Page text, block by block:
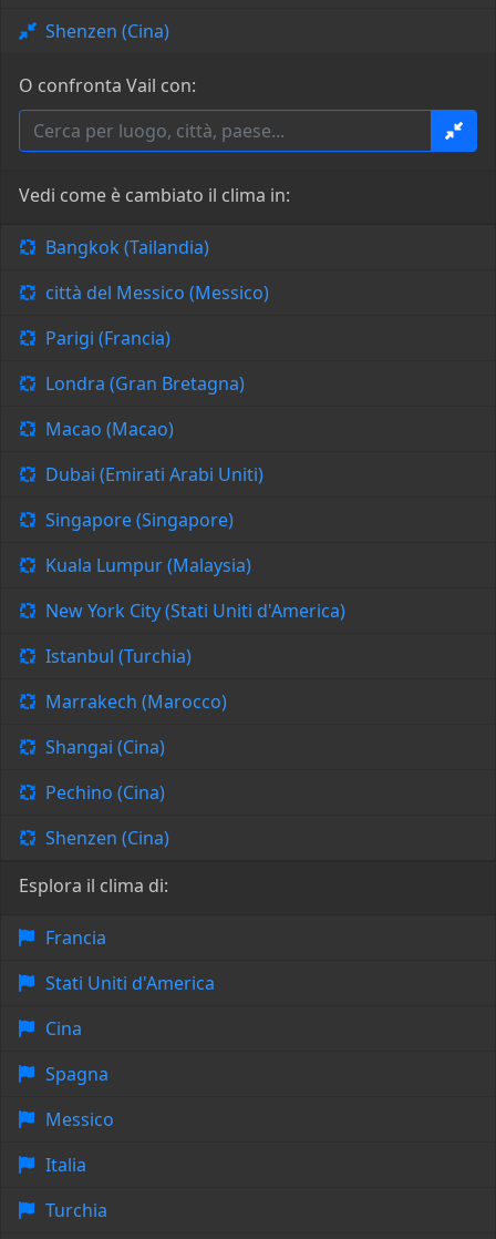
Shenzen (Cina)
O confronta Vail con:
Vedi come è cambiato il clima in:
Bangkok (Tailandia)
città del Messico (Messico)
Parigi (Francia)
Londra (Gran Bretagna)
Macao (Macao)
Dubai (Emirati Arabi Uniti)
Singapore (Singapore)
Kuala Lumpur (Malaysia)
New York City (Stati Uniti d'America)
Istanbul (Turchia)
Marrakech (Marocco)
Shangai (Cina)
Pechino (Cina)
Shenzen (Cina)
Esplora il clima di:
Francia
Stati Uniti d'America
Cina
Spagna
Messico
Italia
Turchia